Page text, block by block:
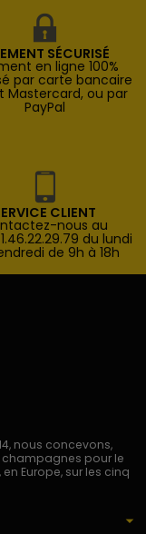
SÉCURISÉ
en ligne 100%
par carte bancaire
Mastercard, ou par
PayPal
CLIENT
nous au
du lundi
de 9h à 18h
nous concevons,
pour le
Europe, sur les cinq